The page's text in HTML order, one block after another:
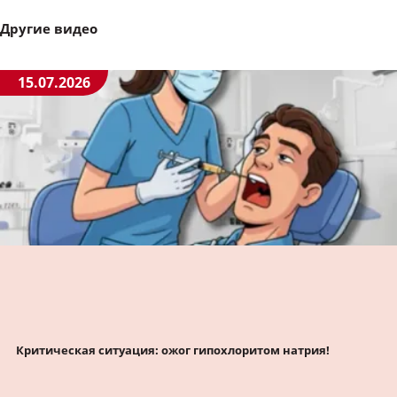
Другие видео
15.07.2026
Критическая ситуация: ожог гипохлоритом натрия!